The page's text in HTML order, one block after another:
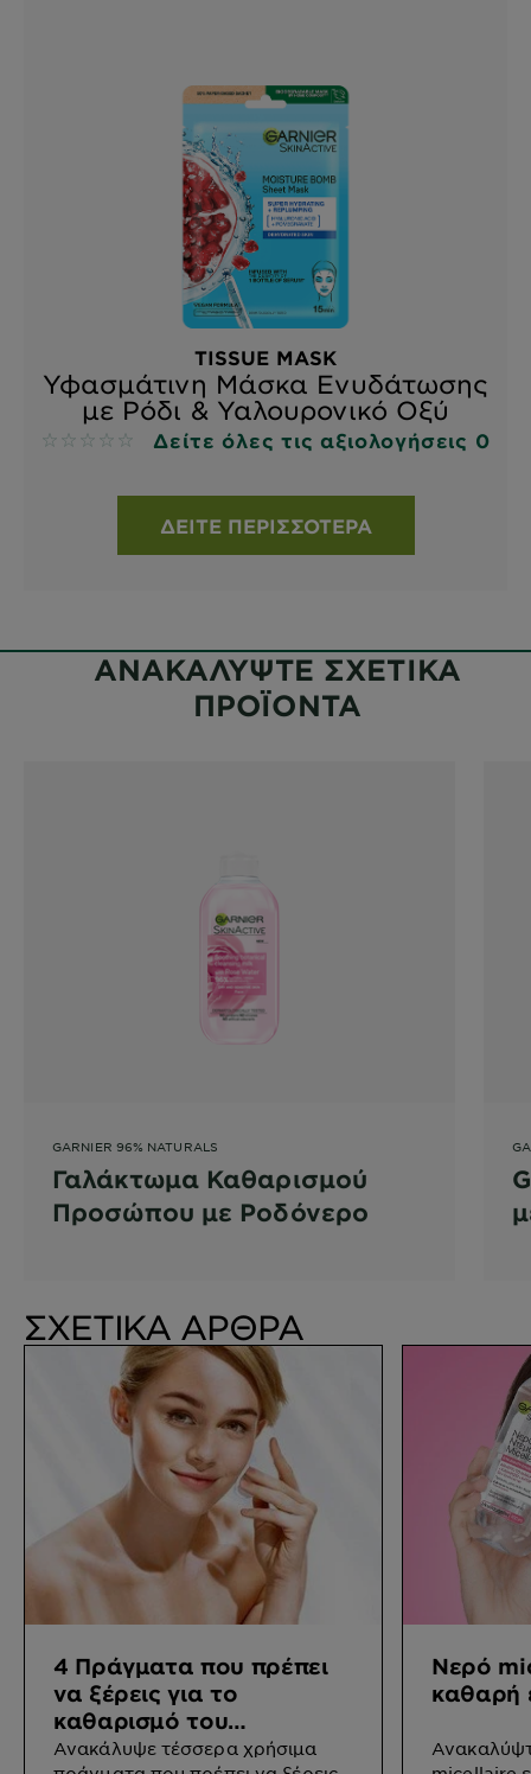
TISSUE MASK
Υφασμάτινη Μάσκα Ενυδάτωσης
με Ρόδι & Υαλουρονικό Οξύ
No reviews Δείτε όλες τις αξιολογήσεις 0
ΔΕΊΤΕ ΠΕΡΙΣΣΌΤΕΡΑ
ΑΝΑΚΑΛΥΨΤΕ ΣΧΕΤΙΚΑ
ΠΡΟΪΟΝΤΑ
GARNIER 96% NATURALS
Γαλάκτωμα Καθαρισμού
Προσώπου με Ροδόνερο
ΣΧΕΤΙΚΑ ΑΡΘΡΑ
4 Πράγματα που πρέπει
να ξέρεις για το
καθαρισμό του
προσώπου
Ανακάλυψε τέσσερα χρήσιμα
Νερό
καθαρή